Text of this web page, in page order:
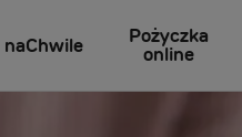
naChwile
Pożyczka
online